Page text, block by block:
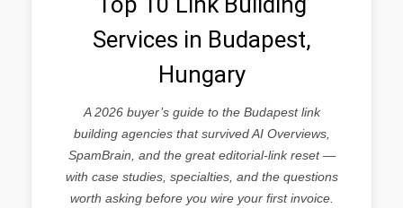
Services in Budapest,
Hungary
A 2026 buyer’s guide to the Budapest link
building agencies that survived AI Overviews,
SpamBrain, and the great editorial-link reset —
with case studies, specialties, and the questions
worth asking before you wire your first invoice.